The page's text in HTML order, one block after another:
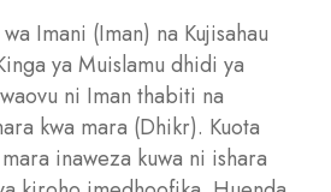
Imani (Iman) na Kujisahau
ya Muislamu dhidi ya
ni Iman thabiti na
kwa mara (Dhikr). Kuota
inaweza kuwa ni ishara